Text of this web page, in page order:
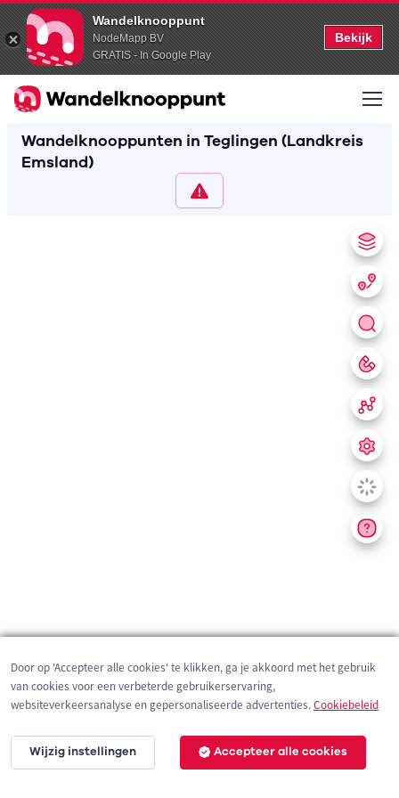
Wandelknooppunt
NodeMapp BV
GRATIS - In Google Play
Bekijk
Wandelknooppunten in Teglingen (Landkreis
Emsland)
200 m
Door op 'Accepteer alle cookies' te klikken, ga je akkoord met het gebruik
van cookies voor een verbeterde gebruikerservaring,
websiteverkeersanalyse en gepersonaliseerde advertenties.Cookiebeleid
Wijzig instellingen Accepteer alle cookies